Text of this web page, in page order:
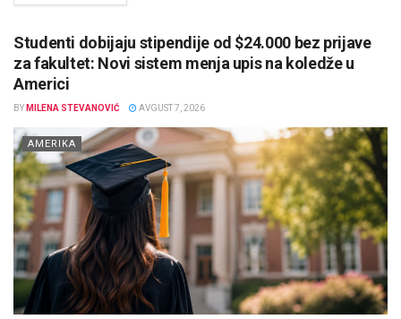
Studenti dobijaju stipendije od $24.000 bez prijave
za fakultet: Novi sistem menja upis na koledže u
Americi
BY MILENA STEVANOVIĆ AVGUST 7, 2026
AMERIKA